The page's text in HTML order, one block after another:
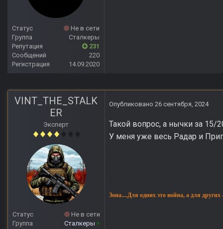
Статус
Не в сети
Группа
Сталкеры
Репутация
231
Сообщений
220
Регистрация
14.09.2020
VINT_THE_STALK
ER
Эксперт
Статус
Не в сети
Группа
Сталкеры +
Опубликовано 26 сентября, 2024
Такой вопрос, а нычки за 15/
У меня уже весь Радар и
Зона....Для одних это война, а для